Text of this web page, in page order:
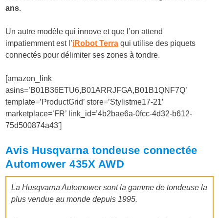
ans.
Un autre modèle qui innove et que l’on attend
impatiemment est l’iRobot Terra qui utilise des piquets
connectés pour délimiter ses zones à tondre.
[amazon_link
asins=’B01B36ETU6,B01ARRJFGA,B01B1QNF7Q’
template=’ProductGrid’ store=’Stylistme17-21′
marketplace=’FR’ link_id=’4b2bae6a-0fcc-4d32-b612-
75d500874a43′]
Avis Husqvarna tondeuse connectée
Automower 435X AWD
La Husqvarna Automower sont la gamme de tondeuse la
plus vendue au monde depuis 1995.